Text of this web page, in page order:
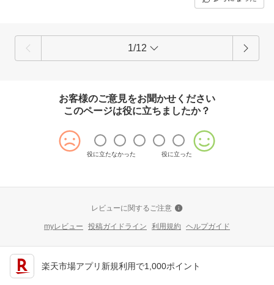
1/12
お客様のご意見をお聞かせください
このページは役に立ちましたか？
役に立たなかった 役に立った
レビューに関するご注意
myレビュー 投稿ガイドライン 利用規約 ヘルプガイド
楽天市場アプリ新規利用で1,000ポイント